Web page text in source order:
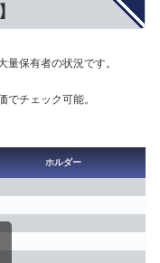
保有者の状況です。
チェック可能。
ホルダー